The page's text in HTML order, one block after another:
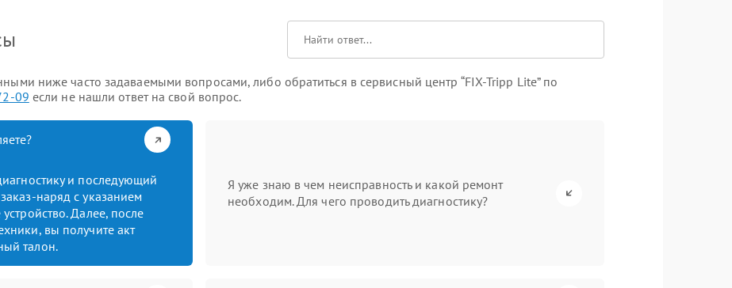
ниже часто задаваемыми вопросами, либо обратиться в сервисный центр “FIX-Tripp Lite” по
09 если не нашли ответ на свой вопрос.
и последующий
наряд с указанием
Далее, после
вы получите акт
талон.
Я уже знаю в чем неисправность и какой ремонт
необходим. Для чего проводить диагностику?